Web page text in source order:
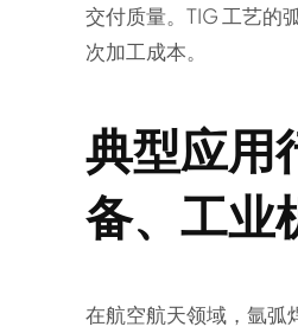
交付质量。TIG 工艺的
次加工成本。
典型应用
备、工业
在航空航天领域，氩弧